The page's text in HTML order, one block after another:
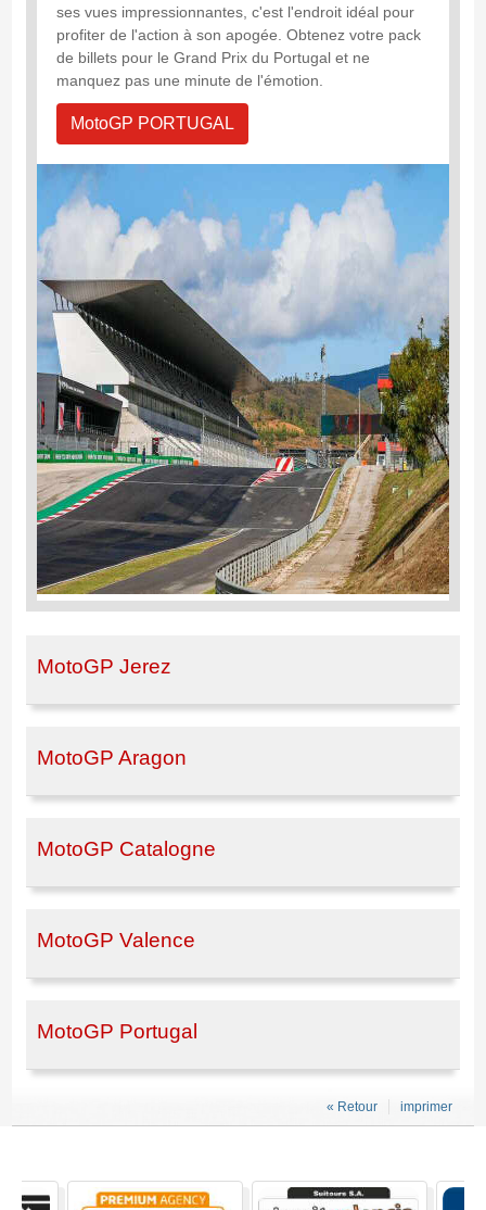
ses vues impressionnantes, c'est l'endroit idéal pour
profiter de l'action à son apogée. Obtenez votre pack
de billets pour le Grand Prix du Portugal et ne
manquez pas une minute de l'émotion.
MotoGP PORTUGAL
MotoGP Jerez
MotoGP Aragon
MotoGP Catalogne
MotoGP Valence
MotoGP Portugal
imprimer
« Retour